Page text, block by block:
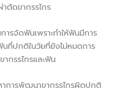
ตัดขากรรไกร
การจัดฟันเพราะทำให้ฟันมีการ
ที่ปกติในวัยที่ยังไม่หมดการ
กรรไกรและฟัน
ารพัฒนาขากรรไกรผิดปกติ